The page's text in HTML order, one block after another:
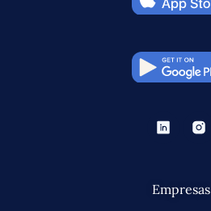
Empresas